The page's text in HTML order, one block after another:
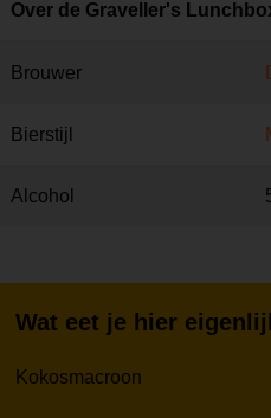
Over de Graveller's
Brouwer
Bierstijl
Alcohol
Wat eet je hier
Kokosmacroon